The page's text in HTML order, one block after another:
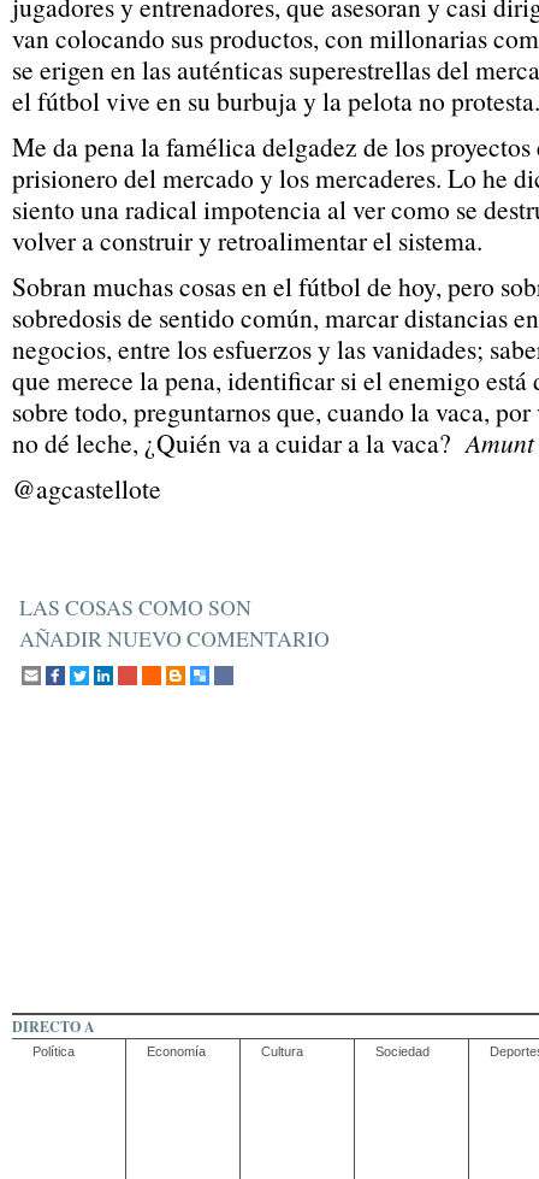
van colocando sus productos, con millonarias
se erigen en las auténticas superestrellas del
el fútbol vive en su burbuja y la pelota no
Me da pena la famélica delgadez de los
prisionero del mercado y los mercaderes. Lo he
siento una radical impotencia al ver como se
volver a construir y retroalimentar el sistema.
Sobran muchas cosas en el fútbol de hoy, pero
sobredosis de sentido común, marcar distancias
negocios, entre los esfuerzos y las vanidades;
que merece la pena, identificar si el enemigo
sobre todo, preguntarnos que, cuando la vaca,
no dé leche, ¿Quién va a cuidar a la vaca?
@agcastellote
LAS COSAS COMO SON
AÑADIR NUEVO COMENTARIO
DIRECTO A
Política Economía Cultura Sociedad